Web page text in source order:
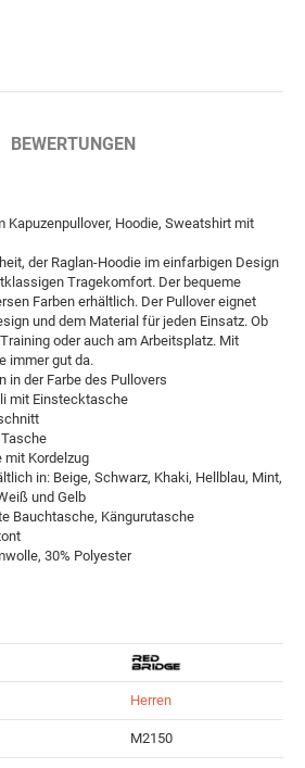
BEWERTUNGEN
Kapuzenpullover, Hoodie, Sweatshirt mit
der Raglan-Hoodie im einfarbigen Design
Tragekomfort. Der bequeme
Farben erhältlich. Der Pullover eignet
und dem Material für jeden Einsatz. Ob
oder auch am Arbeitsplatz. Mit
immer gut da.
in der Farbe des Pullovers
mit Einstecktasche
mit Kordelzug
in: Beige, Schwarz, Khaki, Hellblau, Mint,
und Gelb
Bauchtasche, Kängurutasche
30% Polyester
Herren
M2150